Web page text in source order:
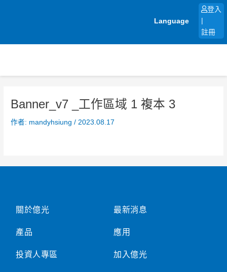
Language
登入
註冊
Banner_v7 _工作區域 1 複本 3
作者: mandyhsiung/ 2023.08.17
關於億光
產品
投資人專區
最新消息
應用
加入億光